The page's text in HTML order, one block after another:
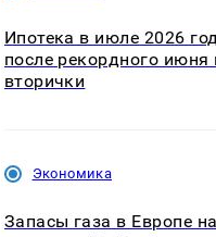
Ипотека в июле 2026
после рекордного июня
вторички
Экономика
Запасы газа в Европе